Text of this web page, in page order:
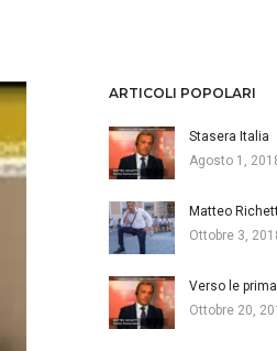
ARTICOLI POPOLARI
Stasera Italia
Agosto 1,
Matteo
Ottobre 3,
Verso le
Ottobre 20,